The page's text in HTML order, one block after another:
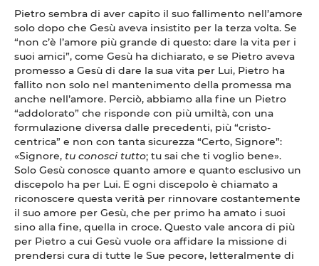
Pietro sembra di aver capito il suo fallimento nell’amore
solo dopo che Gesù aveva insistito per la terza volta. Se
“non c’è l’amore più grande di questo: dare la vita per i
suoi amici”, come Gesù ha dichiarato, e se Pietro aveva
promesso a Gesù di dare la sua vita per Lui, Pietro ha
fallito non solo nel mantenimento della promessa ma
anche nell’amore. Perciò, abbiamo alla fine un Pietro
“addolorato” che risponde con più umiltà, con una
formulazione diversa dalle precedenti, più “cristo-
centrica” e non con tanta sicurezza “Certo, Signore”:
«Signore, tu conosci tutto; tu sai che ti voglio bene».
Solo Gesù conosce quanto amore e quanto esclusivo un
discepolo ha per Lui. E ogni discepolo è chiamato a
riconoscere questa verità per rinnovare costantemente
il suo amore per Gesù, che per primo ha amato i suoi
sino alla fine, quella in croce. Questo vale ancora di più
per Pietro a cui Gesù vuole ora affidare la missione di
prendersi cura di tutte le Sue pecore, letteralmente di